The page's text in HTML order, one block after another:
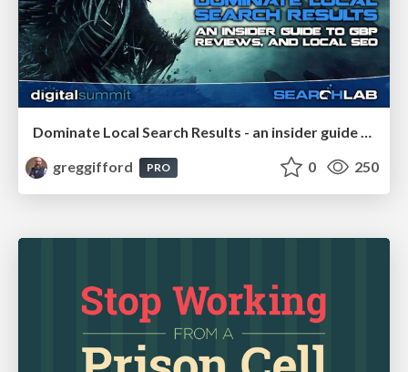
Dominate Local Search Results - an insider guide to GBP, reviews, and Local SEO
greggifford
PRO 0 250